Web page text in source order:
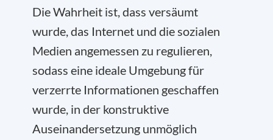
Die Wahrheit ist, dass versäumt
wurde, das Internet und die sozialen
Medien angemessen zu regulieren,
sodass eine ideale Umgebung für
verzerrte Informationen geschaffen
wurde, in der konstruktive
Auseinandersetzung unmöglich